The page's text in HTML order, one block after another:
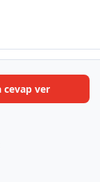
cevap ver